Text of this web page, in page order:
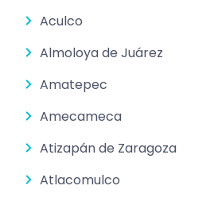
Aculco
Almoloya de Juárez
Amatepec
Amecameca
Atizapán de Zaragoza
Atlacomulco